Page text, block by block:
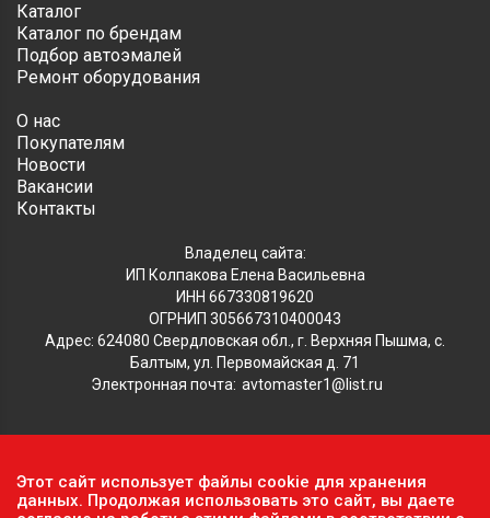
Каталог
Каталог по брендам
Подбор автоэмалей
Ремонт оборудования
О нас
Покупателям
Новости
Вакансии
Контакты
Владелец сайта:
ИП Колпакова Елена Васильевна
ИНН 667330819620
ОГРНИП 305667310400043
Адрес: 624080 Свердловская обл., г. Верхняя Пышма, с.
Балтым, ул. Первомайская д. 71
Электронная почта: avtomaster1@list.ru
Обратите внимание, что данный сайт носит исключительно
информационный характер и ни при каких условиях не
Этот сайт использует файлы cookie для хранения
данных. Продолжая использовать это сайт, вы даете